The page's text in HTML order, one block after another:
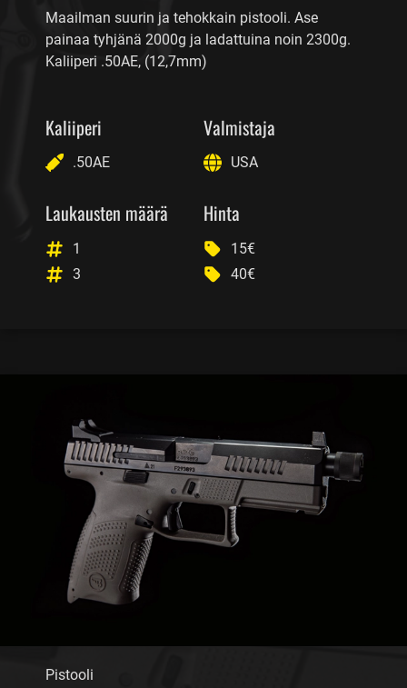
Maailman suurin ja tehokkain pistooli. Ase
painaa tyhjänä 2000g ja ladattuina noin 2300g.
Kaliiperi .50AE, (12,7mm)
Kaliiperi
.50AE
Valmistaja
USA
Laukausten määrä
1
3
Hinta
15€
40€
Pistooli